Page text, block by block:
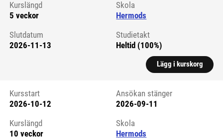
Kurslängd
5 veckor
Skola
Hermods
Slutdatum
2026-11-13
Studietakt
Heltid (100%)
Lägg i kurskorg
Kursstart 6061442
Kursstart
2026-10-12
Ansökan stänger
2026-09-11
Kurslängd
10 veckor
Skola
Hermods